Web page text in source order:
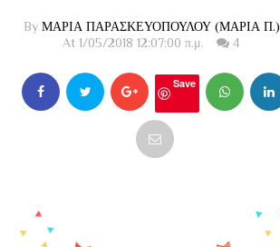
By ΜΑΡΙΑ ΠΑΡΑΣΚΕΥΟΠΟΥΛΟΥ (ΜΑΡΙΑ Π.)
At 1/05/2018 12:07:00 π.μ.
4
Save